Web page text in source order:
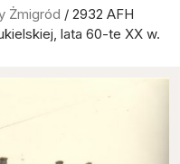
Żmigród / 2932 AFH
lata 60-te XX w.